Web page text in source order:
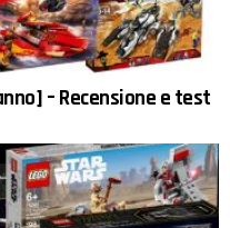
– Recensione e test